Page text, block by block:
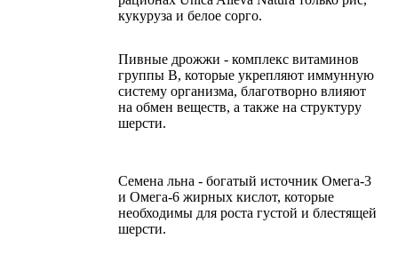
кукуруза и белое сорго.
Пивные дрожжи - комплекс витаминов
группы В, которые укрепляют иммунную
систему организма, благотворно влияют
на обмен веществ, а также на структуру
шерсти.
Семена льна - богатый источник Омега-3
и Омега-6 жирных кислот, которые
необходимы для роста густой и блестящей
шерсти.